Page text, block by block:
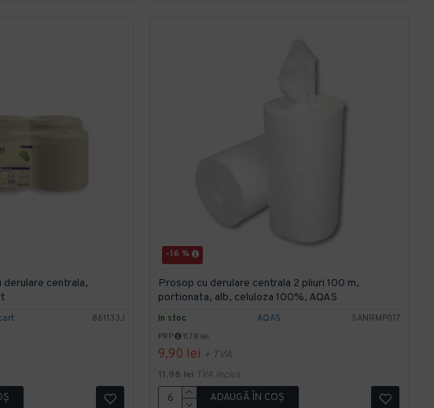
861133J
derulare centrala,
-16 %
In stoc AQAS SANRMP017
Prosop cu derulare centrala 2 pliuri 100 m,
portionata, alb, celuloza 100%, AQAS
PRP 11,78 lei
9,90 lei + TVA
11,98 lei TVA inclus
ADAUGĂ ÎN COŞ